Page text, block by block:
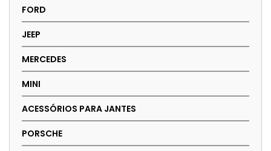
FORD
JEEP
MERCEDES
MINI
ACESSÓRIOS PARA JANTES
PORSCHE